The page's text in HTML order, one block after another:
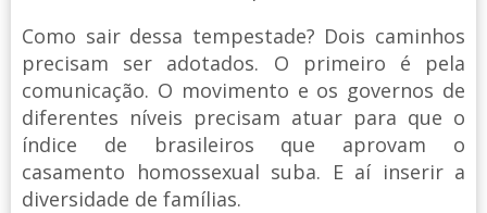
Como sair dessa tempestade? Dois caminhos
precisam ser adotados. O primeiro é pela
comunicação. O movimento e os governos de
diferentes níveis precisam atuar para que o
índice de brasileiros que aprovam o
casamento homossexual suba. E aí inserir a
diversidade de famílias.